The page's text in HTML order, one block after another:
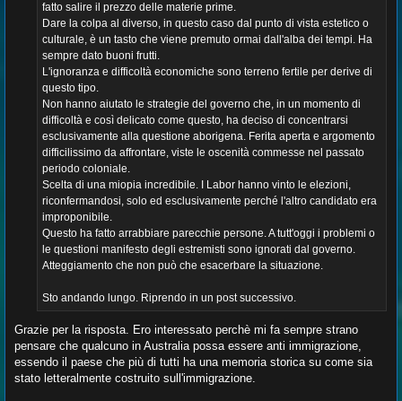
fatto salire il prezzo delle materie prime.
Dare la colpa al diverso, in questo caso dal punto di vista estetico o
culturale, è un tasto che viene premuto ormai dall'alba dei tempi. Ha
sempre dato buoni frutti.
L'ignoranza e difficoltà economiche sono terreno fertile per derive di
questo tipo.
Non hanno aiutato le strategie del governo che, in un momento di
difficoltà e così delicato come questo, ha deciso di concentrarsi
esclusivamente alla questione aborigena. Ferita aperta e argomento
difficilissimo da affrontare, viste le oscenità commesse nel passato
periodo coloniale.
Scelta di una miopia incredibile. I Labor hanno vinto le elezioni,
riconfermandosi, solo ed esclusivamente perché l'altro candidato era
improponibile.
Questo ha fatto arrabbiare parecchie persone. A tutt'oggi i problemi o
le questioni manifesto degli estremisti sono ignorati dal governo.
Atteggiamento che non può che esacerbare la situazione.
Sto andando lungo. Riprendo in un post successivo.
Grazie per la risposta. Ero interessato perchè mi fa sempre strano
pensare che qualcuno in Australia possa essere anti immigrazione,
essendo il paese che più di tutti ha una memoria storica su come sia
stato letteralmente costruito sull'immigrazione.